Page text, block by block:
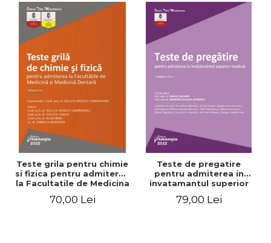
Teste grila pentru chimie
si fizica pentru admiterea
la Facultatile de Medicina
si Medicina Dentara.
Editia a II-a - Raluca
70,00 Lei
Teste de pregatire
pentru admiterea in
invatamantul superior
medical. Editia a V-a -
Daniel Cochior, Minerva
79,00 Lei